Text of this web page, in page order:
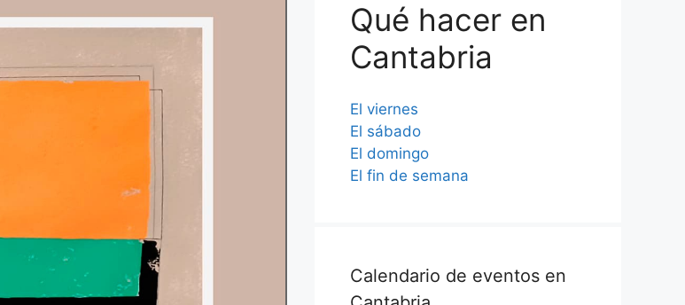
Qué hacer en
Cantabria
El viernes
El sábado
El domingo
El fin de semana
Calendario de eventos en